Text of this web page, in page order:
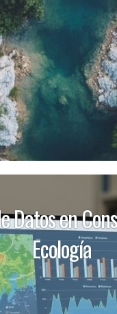
Datos en
Ecología